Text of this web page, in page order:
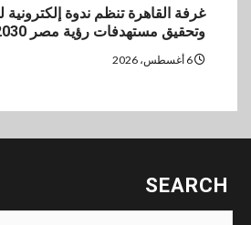
غرفة القاهرة تنظم ندوة
وتحقيق مستهدفات رؤية مصر 2030
SEARCH